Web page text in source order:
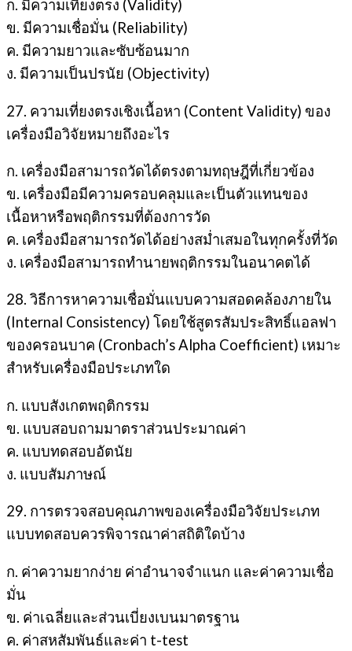
ก. มีความเที่ยงตรง (Validity)
ข. มีความเชื่อมั่น (Reliability)
ค. มีความยาวและซับซ้อนมาก
ง. มีความเป็นปรนัย (Objectivity)
27. ความเที่ยงตรงเชิงเนื้อหา (Content Validity) ของ
เครื่องมือวิจัยหมายถึงอะไร
ก. เครื่องมือสามารถวัดได้ตรงตามทฤษฎีที่เกี่ยวข้อง
ข. เครื่องมือมีความครอบคลุมและเป็นตัวแทนของ
เนื้อหาหรือพฤติกรรมที่ต้องการวัด
ค. เครื่องมือสามารถวัดได้อย่างสม่ำเสมอในทุกครั้งที่วัด
ง. เครื่องมือสามารถทำนายพฤติกรรมในอนาคตได้
28. วิธีการหาความเชื่อมั่นแบบความสอดคล้องภายใน
(Internal Consistency) โดยใช้สูตรสัมประสิทธิ์แอลฟา
ของครอนบาค (Cronbach’s Alpha Coefficient) เหมาะ
สำหรับเครื่องมือประเภทใด
ก. แบบสังเกตพฤติกรรม
ข. แบบสอบถามมาตราส่วนประมาณค่า
ค. แบบทดสอบอัตนัย
ง. แบบสัมภาษณ์
29. การตรวจสอบคุณภาพของเครื่องมือวิจัยประเภท
แบบทดสอบควรพิจารณาค่าสถิติใดบ้าง
ก. ค่าความยากง่าย ค่าอำนาจจำแนก และค่าความเชื่อ
มั่น
ข. ค่าเฉลี่ยและส่วนเบี่ยงเบนมาตรฐาน
ค. ค่าสหสัมพันธ์และค่า t-test